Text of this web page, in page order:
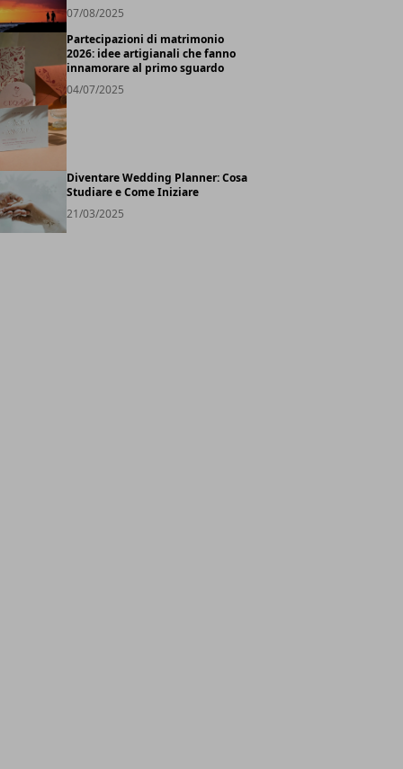
07/08/2025
Partecipazioni di matrimonio
2026: idee artigianali che fanno
innamorare al primo sguardo
04/07/2025
Diventare Wedding Planner: Cosa
Studiare e Come Iniziare
21/03/2025